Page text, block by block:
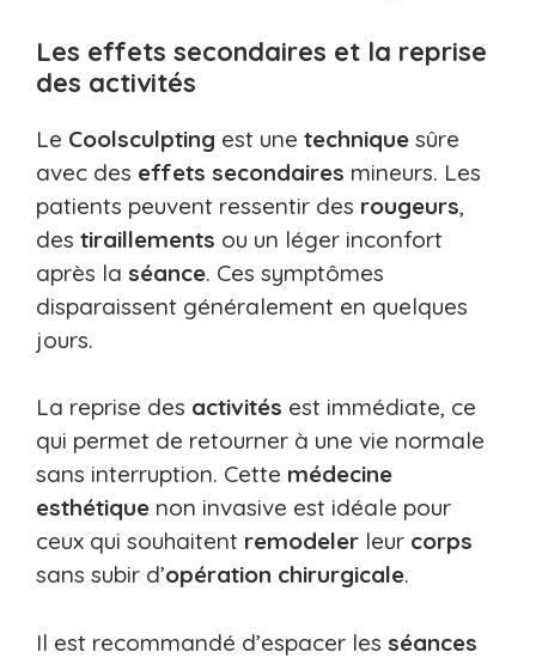
Les effets secondaires et la reprise
des activités
Le Coolsculpting est une technique sûre
avec des effets secondaires mineurs. Les
patients peuvent ressentir des rougeurs,
des tiraillements ou un léger inconfort
après la séance. Ces symptômes
disparaissent généralement en quelques
jours.
La reprise des activités est immédiate, ce
qui permet de retourner à une vie normale
sans interruption. Cette médecine
esthétique non invasive est idéale pour
ceux qui souhaitent remodeler leur corps
sans subir d’opération chirurgicale.
Il est recommandé d’espacer les séances